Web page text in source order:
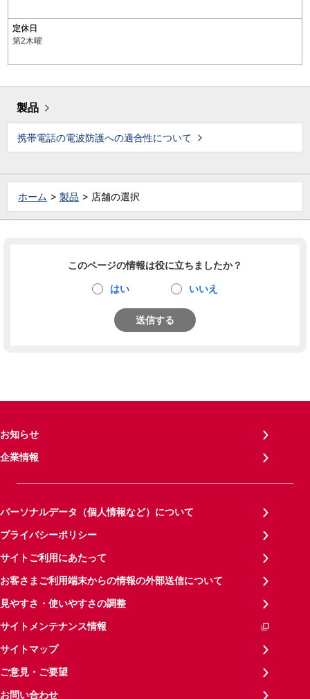
定休日
第2木曜
製品
携帯電話の電波防護への適合性について
ホーム 製品 店舗の選択
このページの情報は役に立ちましたか？
はい いいえ
送信する
お知らせ
企業情報
パーソナルデータ（個人情報など）について
プライバシーポリシー
サイトご利用にあたって
お客さまご利用端末からの情報の外部送信について
見やすさ・使いやすさの調整
サイトメンテナンス情報
サイトマップ
ご意見・ご要望
お問い合わせ